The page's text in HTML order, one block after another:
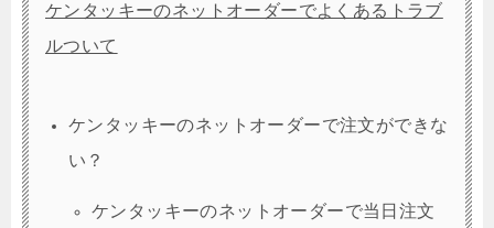
ケンタッキーのネットオーダーでよくあるトラブ
ルついて
ケンタッキーのネットオーダーで注文ができな
い？
ケンタッキーのネットオーダーで当日注文